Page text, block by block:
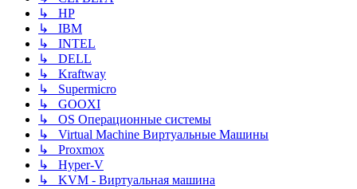
↳ HP
↳ IBM
↳ INTEL
↳ DELL
↳ Kraftway
↳ Supermicro
↳ GOOXI
↳ OS Операционные системы
↳ Virtual Machine Виртуальные Машины
↳ Proxmox
↳ Hyper-V
↳ KVM - Виртуальная машина